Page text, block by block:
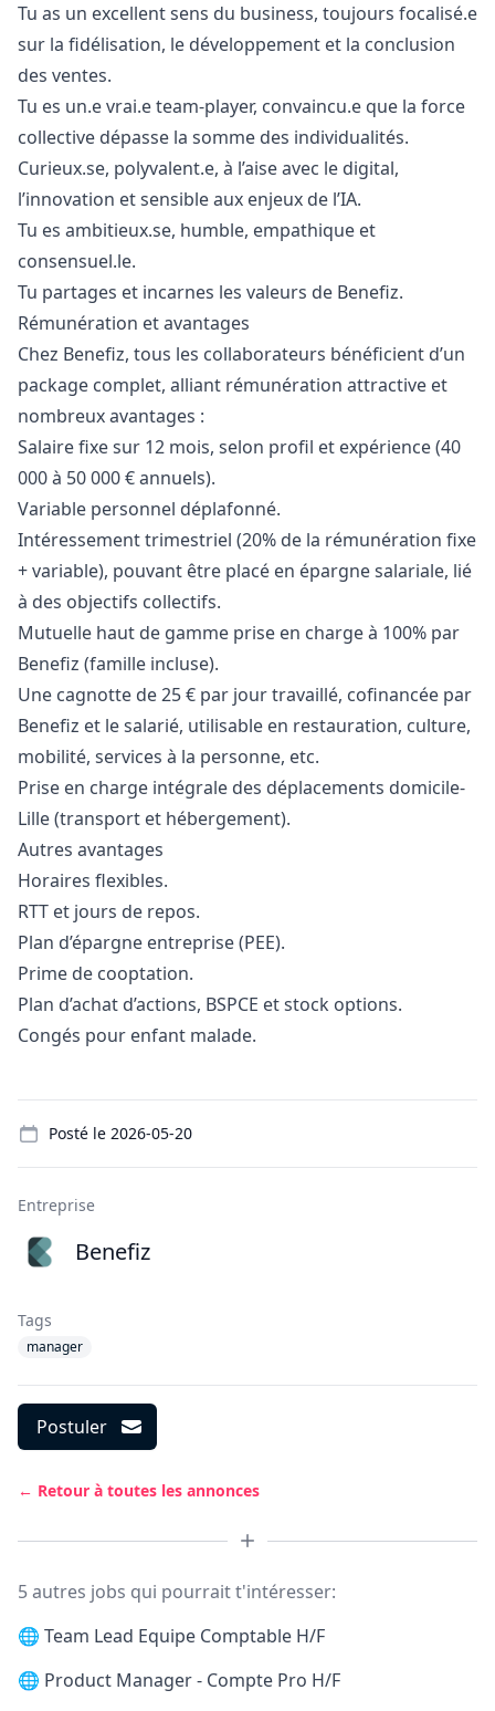
Tu as un excellent sens du business, toujours focalisé.e
sur la fidélisation, le développement et la conclusion
des ventes.
Tu es un.e vrai.e team-player, convaincu.e que la force
collective dépasse la somme des individualités.
Curieux.se, polyvalent.e, à l’aise avec le digital,
l’innovation et sensible aux enjeux de l’IA.
Tu es ambitieux.se, humble, empathique et
consensuel.le.
Tu partages et incarnes les valeurs de Benefiz.
Rémunération et avantages
Chez Benefiz, tous les collaborateurs bénéficient d’un
package complet, alliant rémunération attractive et
nombreux avantages :
Salaire fixe sur 12 mois, selon profil et expérience (40
000 à 50 000 € annuels).
Variable personnel déplafonné.
Intéressement trimestriel (20% de la rémunération fixe
+ variable), pouvant être placé en épargne salariale, lié
à des objectifs collectifs.
Mutuelle haut de gamme prise en charge à 100% par
Benefiz (famille incluse).
Une cagnotte de 25 € par jour travaillé, cofinancée par
Benefiz et le salarié, utilisable en restauration, culture,
mobilité, services à la personne, etc.
Prise en charge intégrale des déplacements domicile-
Lille (transport et hébergement).
Autres avantages
Horaires flexibles.
RTT et jours de repos.
Plan d’épargne entreprise (PEE).
Prime de cooptation.
Plan d’achat d’actions, BSPCE et stock options.
Congés pour enfant malade.
Posté le 2026-05-20
Entreprise
Benefiz
Tags
manager
Postuler
← Retour à toutes les annonces
5 autres jobs qui pourrait t'intéresser:
🌐 Team Lead Equipe Comptable H/F
🌐 Product Manager - Compte Pro H/F